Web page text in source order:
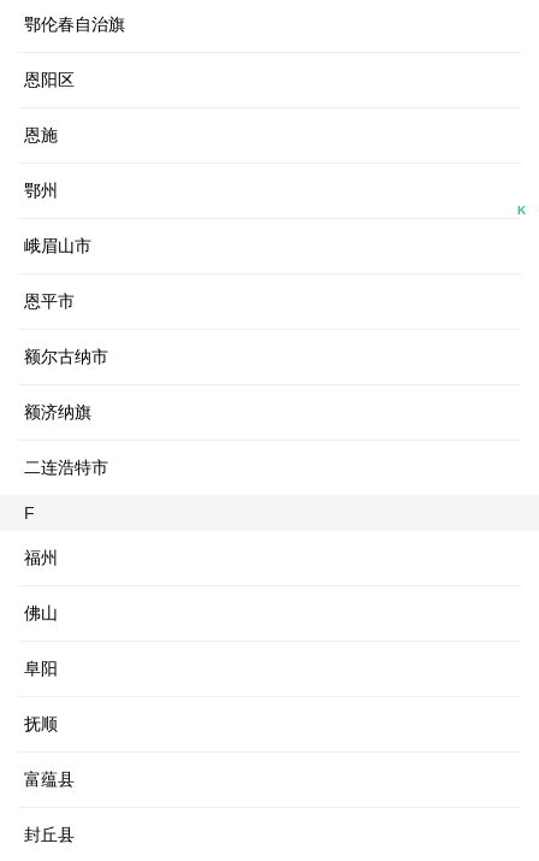
鄂伦春自治旗
恩阳区
恩施
鄂州
峨眉山市
恩平市
额尔古纳市
额济纳旗
二连浩特市
F
福州
佛山
阜阳
抚顺
富蕴县
封丘县
K